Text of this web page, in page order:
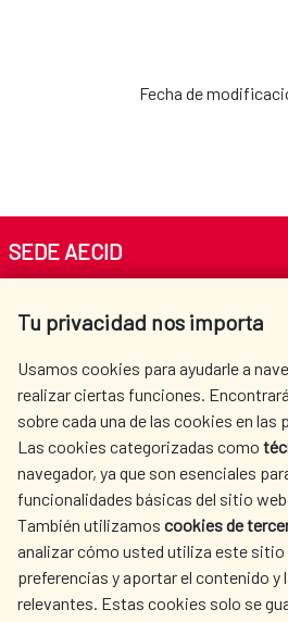
Fecha de
Tu privacidad nos importa
Usamos cookies para ayudarle a
realizar ciertas funciones.
sobre cada una de las cookies en
Las cookies categorizadas como
navegador, ya que son esenciales
funcionalidades básicas del sitio
También utilizamos cookies de
analizar cómo usted utiliza este sitio
preferencias y aportar el contenido y
relevantes. Estas cookies solo se
SEDE AECID
Tel. +34 900 20 30 54​​​​​​​
AECID
SPANISH HUMANITARIAN
ACTION
CULTURE AND SCIENCE